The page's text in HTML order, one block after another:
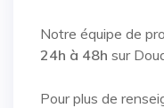
Notre équipe de
24h à 48h sur
Pour plus de